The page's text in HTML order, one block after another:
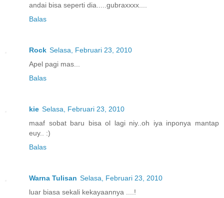
andai bisa seperti dia.....gubraxxxx....
Balas
Rock Selasa, Februari 23, 2010
Apel pagi mas...
Balas
kie Selasa, Februari 23, 2010
maaf sobat baru bisa ol lagi niy..oh iya inponya mantap
euy.. :)
Balas
Warna Tulisan Selasa, Februari 23, 2010
luar biasa sekali kekayaannya ....!